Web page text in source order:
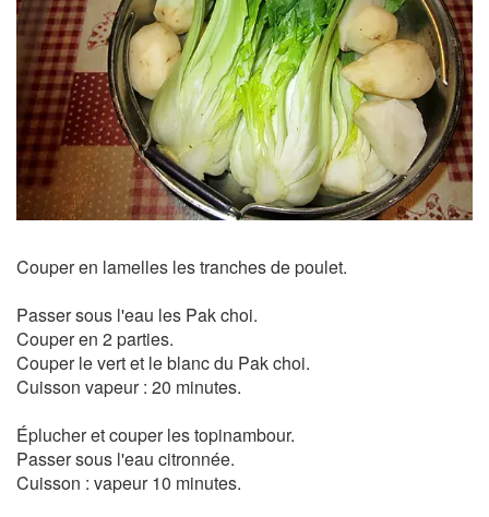
Couper en lamelles les tranches de poulet.
Passer sous l'eau les Pak choi.
Couper en 2 parties.
Couper le vert et le blanc du Pak choi.
Cuisson vapeur : 20 minutes.
Éplucher et couper les topinambour.
Passer sous l'eau citronnée.
Cuisson : vapeur 10 minutes.